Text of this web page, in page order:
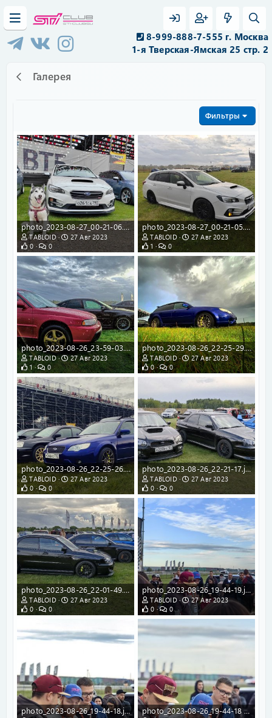
8-999-888-7-555 г. Москва
1-я Тверская-Ямская 25 стр. 2
Галерея
Фильтры
photo_2023-08-27_00-21-06.jpg
TABLOID
27 Авг 2023
0
0
photo_2023-08-27_00-21-05.jpg
TABLOID
27 Авг 2023
1
0
photo_2023-08-26_23-59-03.jpg
TABLOID
27 Авг 2023
1
0
photo_2023-08-26_22-25-29.jpg
TABLOID
27 Авг 2023
0
0
photo_2023-08-26_22-25-26.jpg
TABLOID
27 Авг 2023
0
0
photo_2023-08-26_22-21-17.jpg
TABLOID
27 Авг 2023
0
0
photo_2023-08-26_22-01-49.jpg
TABLOID
27 Авг 2023
0
0
photo_2023-08-26_19-44-19.jpg
TABLOID
27 Авг 2023
0
0
photo_2023-08-26_19-44-18.jpg photo_2023-08-26_19-44-18 (2).jpg